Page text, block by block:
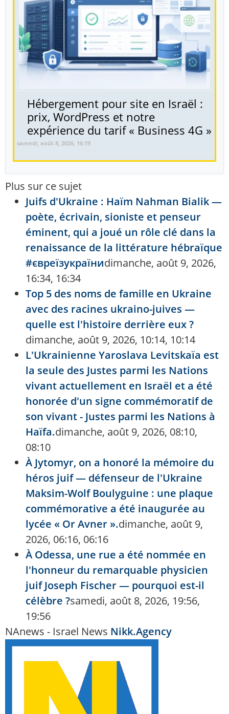
Hébergement pour site en Israël :
prix, WordPress et notre
expérience du tarif « Business 4G »
samedi, août 8, 2026, 16:19
Plus sur ce sujet
Juifs d'Ukraine : Haïm Nahman Bialik —
poète, écrivain, sioniste et penseur
éminent, qui a joué un rôle clé dans la
renaissance de la littérature hébraïque
#євреїзукраїниdimanche, août 9, 2026,
16:34, 16:34
Top 5 des noms de famille en Ukraine
avec des racines ukraino-juives —
quelle est l'histoire derrière eux ?
dimanche, août 9, 2026, 10:14, 10:14
L'Ukrainienne Yaroslava Levitskaïa est
la seule des Justes parmi les Nations
vivant actuellement en Israël et a été
honorée d'un signe commémoratif de
son vivant - Justes parmi les Nations à
Haïfa.dimanche, août 9, 2026, 08:10,
08:10
À Jytomyr, on a honoré la mémoire du
héros juif — défenseur de l'Ukraine
Maksim-Wolf Boulyguine : une plaque
commémorative a été inaugurée au
lycée « Or Avner ».dimanche, août 9,
2026, 06:16, 06:16
À Odessa, une rue a été nommée en
l'honneur du remarquable physicien
juif Joseph Fischer — pourquoi est-il
célèbre ?samedi, août 8, 2026, 19:56,
19:56
NAnews - Israel News Nikk.Agency